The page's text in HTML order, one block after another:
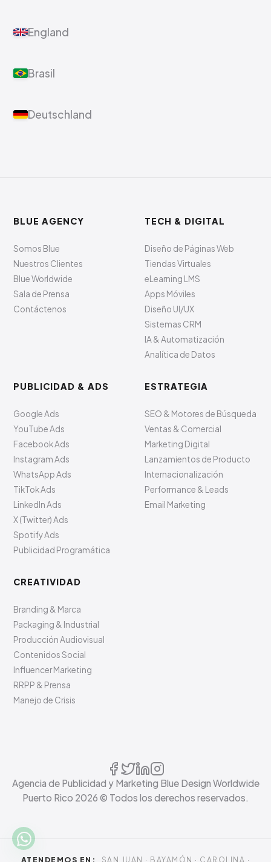
England
Brasil
Deutschland
BLUE AGENCY
Somos Blue
Nuestros Clientes
Blue Worldwide
Sala de Prensa
Contáctenos
TECH & DIGITAL
Diseño de Páginas Web
Tiendas Virtuales
eLearning LMS
Apps Móviles
Diseño UI/UX
Sistemas CRM
IA & Automatización
Analítica de Datos
PUBLICIDAD & ADS
Google Ads
YouTube Ads
Facebook Ads
Instagram Ads
WhatsApp Ads
TikTok Ads
LinkedIn Ads
X (Twitter) Ads
Spotify Ads
Publicidad Programática
ESTRATEGIA
SEO & Motores de Búsqueda
Ventas & Comercial
Marketing Digital
Lanzamientos de Producto
Internacionalización
Performance & Leads
Email Marketing
CREATIVIDAD
Branding & Marca
Packaging & Industrial
Producción Audiovisual
Contenidos Social
Influencer Marketing
RRPP & Prensa
Manejo de Crisis
Agencia de Publicidad y Marketing Blue Design Worldwide
Puerto Rico 2026 © Todos los derechos reservados.
ATENDEMOS EN: SAN JUAN · BAYAMÓN · CAROLINA ·